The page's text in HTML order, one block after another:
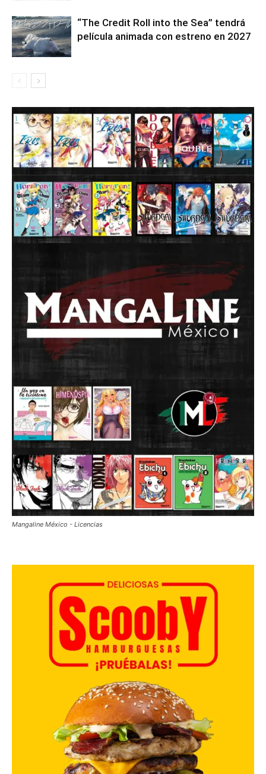
“The Credit Roll into the Sea” tendrá
película animada con estreno en 2027
Mangaline México - Licencias